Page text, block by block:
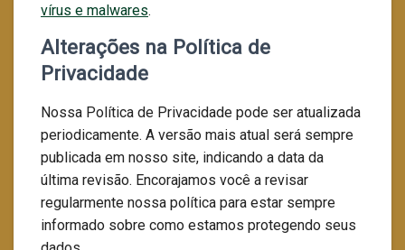
vírus e malwares.
Alterações na Política de
Privacidade
Nossa Política de Privacidade pode ser atualizada
periodicamente. A versão mais atual será sempre
publicada em nosso site, indicando a data da
última revisão. Encorajamos você a revisar
regularmente nossa política para estar sempre
informado sobre como estamos protegendo seus